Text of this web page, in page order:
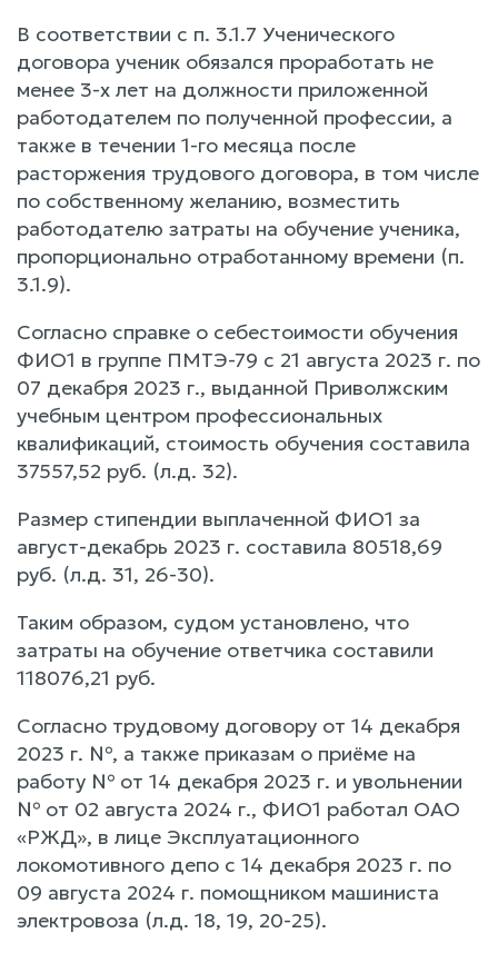
В соответствии с п. 3.1.7 Ученического
договора ученик обязался проработать не
менее 3-х лет на должности приложенной
работодателем по полученной профессии, а
также в течении 1-го месяца после
расторжения трудового договора, в том числе
по собственному желанию, возместить
работодателю затраты на обучение ученика,
пропорционально отработанному времени (п.
3.1.9).
Согласно справке о себестоимости обучения
ФИО1 в группе ПМТЭ-79 с 21 августа 2023 г. по
07 декабря 2023 г., выданной Приволжским
учебным центром профессиональных
квалификаций, стоимость обучения составила
37557,52 руб. (л.д. 32).
Размер стипендии выплаченной ФИО1 за
август-декабрь 2023 г. составила 80518,69
руб. (л.д. 31, 26-30).
Таким образом, судом установлено, что
затраты на обучение ответчика составили
118076,21 руб.
Согласно трудовому договору от 14 декабря
2023 г. №, а также приказам о приёме на
работу № от 14 декабря 2023 г. и увольнении
№ от 02 августа 2024 г., ФИО1 работал ОАО
«РЖД», в лице Эксплуатационного
локомотивного депо с 14 декабря 2023 г. по
09 августа 2024 г. помощником машиниста
электровоза (л.д. 18, 19, 20-25).